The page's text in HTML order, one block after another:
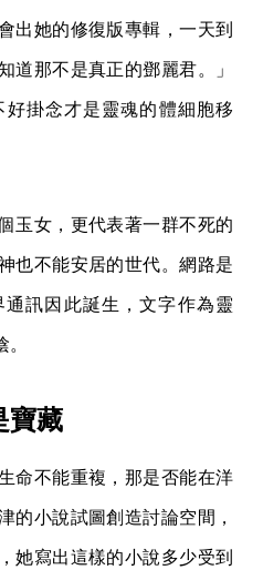
出她的修復版專輯，一天到
道那不是真正的鄧麗君。」
好掛念才是靈魂的體細胞移
玉女，更代表著一群不死的
也不能安居的世代。網路是
訊因此誕生，文字作為靈
寶藏
命不能重複，那是否能在洋
的小說試圖創造討論空間，
她寫出這樣的小說多少受到